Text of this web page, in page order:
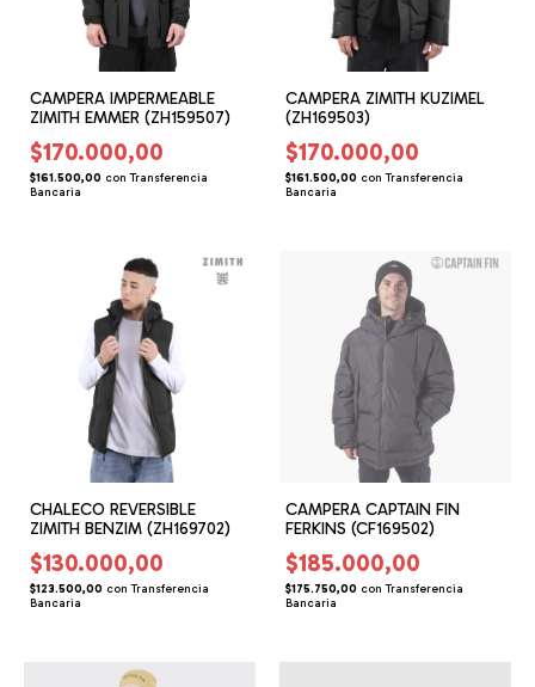
CAMPERA IMPERMEABLE
ZIMITH EMMER (ZH159507)
$170.000,00
$161.500,00 con Transferencia
Bancaria
CAMPERA ZIMITH KUZIMEL
(ZH169503)
$170.000,00
$161.500,00 con Transferencia
Bancaria
CHALECO REVERSIBLE
ZIMITH BENZIM (ZH169702)
$130.000,00
$123.500,00 con Transferencia
Bancaria
CAMPERA CAPTAIN FIN
FERKINS (CF169502)
$185.000,00
$175.750,00 con Transferencia
Bancaria